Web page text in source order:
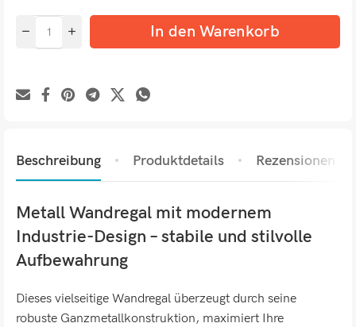
In den Warenkorb
Beschreibung Produktdetails Rezensionen (0)
Metall Wandregal mit modernem
Industrie-Design – stabile und stilvolle
Aufbewahrung
Dieses vielseitige Wandregal überzeugt durch seine
robuste Ganzmetallkonstruktion, maximiert Ihre